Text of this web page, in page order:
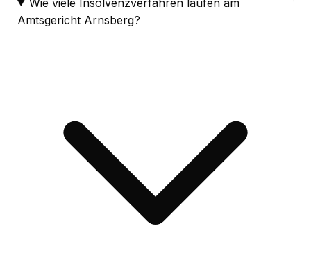
Amtsgericht Arnsberg?